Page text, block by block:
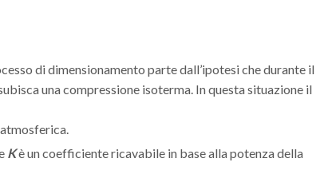
di dimensionamento parte dall’ipotesi che durante il
una compressione isoterma. In questa situazione il
Kè un coefficiente ricavabile in base alla potenza della